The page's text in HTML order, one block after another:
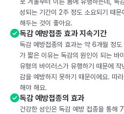
성되는 기간이 2주 정도 소요되기 때문
해두는 것이 좋아요.
독감 예방접종 효과 지속기간
독감 예방접종의 효과는 약 6개월 정
가 짧은 이유는 독감의 원인이 되는 바
유형의 바이러스가 유행하기 때문에
감을 예방하지 못하기 때문이에요. 따
해야 해요.
독감 예방접종의 효과
건강한 성인은 독감 예방 접종을 통